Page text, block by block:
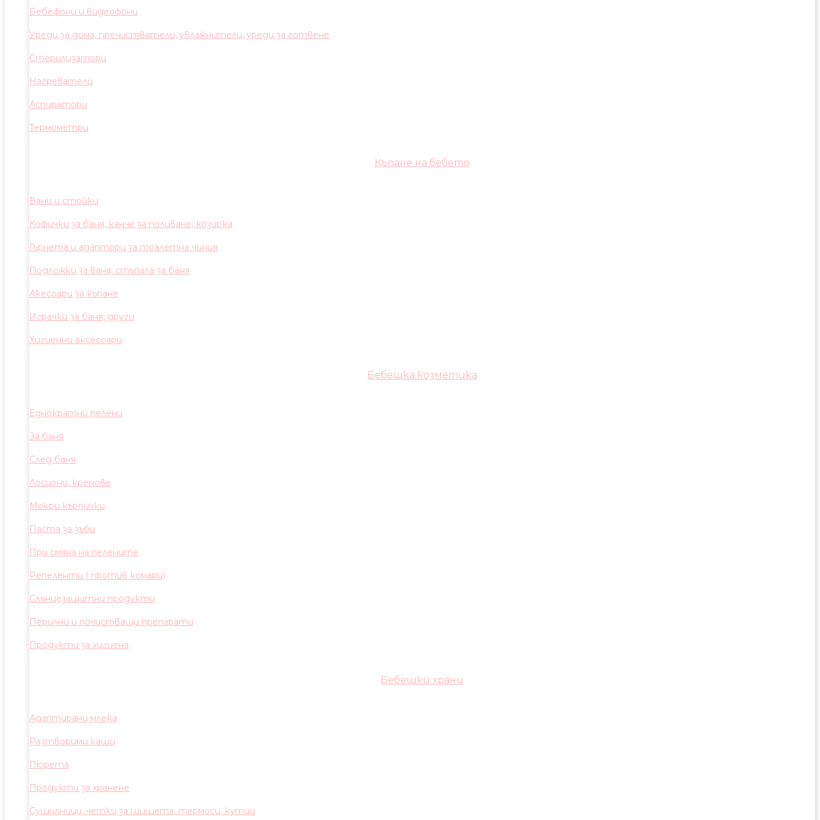
Бебефони и видеофони
Уреди за дома, пречистватели, увлажнители, уреди за готвене
Стерилизатори
Нагреватели
Аспиратори
Термометри
Къпане на бебето
Вани и стойки
Кофички за баня, канче за поливане, козирка
Гърнета и адаптори за тоалетна чиния
Подложки за вана, стъпала за баня
Акесоари за къпане
Играчки за баня, други
Хигиенни аксесоари
Бебешка козметика
Еднократни пелени
За баня
След баня
Лосиони, кремове
Мокри кърпички
Паста за зъби
При смяна на пелените
Репеленти ( против комари)
Слънцезащитни продукти
Перилни и почистващи препарати
Продукти за хигиена
Бебешки храни
Адаптирани млека
Разтворими каши
Пюрета
Продукти за хранене
Сушилници, четки за шишета, термоси, кутии